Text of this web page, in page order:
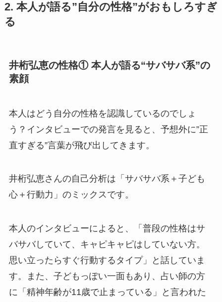
2. 本人が語る”自分の性格”がおもしろすぎ
る
井桁弘恵の性格① 本人が語る“サバサバ系”の
素顔
本人はどう自分の性格を認識しているのでしょ
う？インタビューでの発言を見ると、予想外に”正
直すぎる”言葉が飛び出してきます。
井桁弘恵さんの自己分析は「サバサバ系＋子ども
心＋行動力」のミックスです。
本人のインタビューによると、「普段の性格はサ
バサバしていて、キャピキャピはしていない方。
思い立ったらすぐ行動するタイプ」と話していま
す。また、子どもっぽい一面もあり、占い師の方
に「精神年齢が11歳で止まっている」と言われた